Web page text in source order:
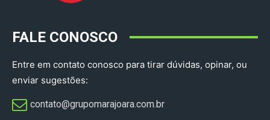
FALE CONOSCO
Entre em contato conosco para tirar dúvidas, opinar, ou
enviar sugestões:
contato@grupomarajoara.com.br